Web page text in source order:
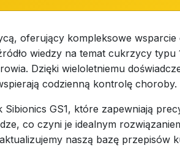
oferujący kompleksowe wsparcie
wiedzy na temat cukrzycy typu
Dzięki wieloletniemu
codzienną kontrolę choroby.
GS1, które zapewniają
co czyni je idealnym
naszą bazę przepisów